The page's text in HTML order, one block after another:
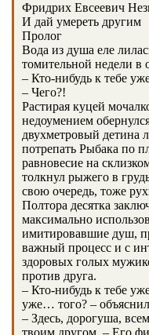
Фридрих Евсеевич
И дай умереть другим
Пролог
Вода из душа еле
томительной недели в
– Кто-нибудь к тебе
– Чего?!
Растирая куцей
недоумением
двухметровый детина
потрепать Рыбака по
равновесие на
толкнул рыжего в
свою очередь, тоже
Полтора десятка
максимально
имитировавшие душ,
важный процесс и с
здоровых голых
против друга.
– Кто-нибудь к тебе
уже… того? –
– Здесь, дорогуша,
твоим другом. – Его